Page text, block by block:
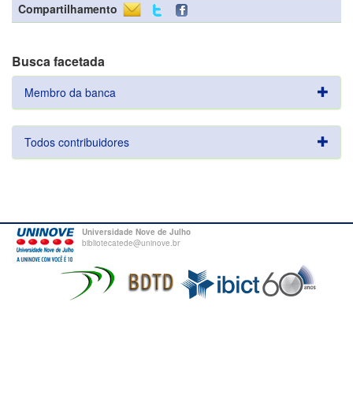
Compartilhamento
Busca facetada
Membro da banca
Todos contribuidores
Universidade Nove de Julho
bibliotecatede@uninove.br